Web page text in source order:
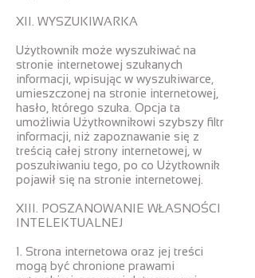
XII. WYSZUKIWARKA
Użytkownik może wyszukiwać na
stronie internetowej szukanych
informacji, wpisując w wyszukiwarce,
umieszczonej na stronie internetowej,
hasło, którego szuka. Opcja ta
umożliwia Użytkownikowi szybszy filtr
informacji, niż zapoznawanie się z
treścią całej strony internetowej, w
poszukiwaniu tego, po co Użytkownik
pojawił się na stronie internetowej.
XIII. POSZANOWANIE WŁASNOŚCI
INTELEKTUALNEJ
1. Strona internetowa oraz jej treści
mogą być chronione prawami